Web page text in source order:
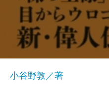
小谷野敦／著